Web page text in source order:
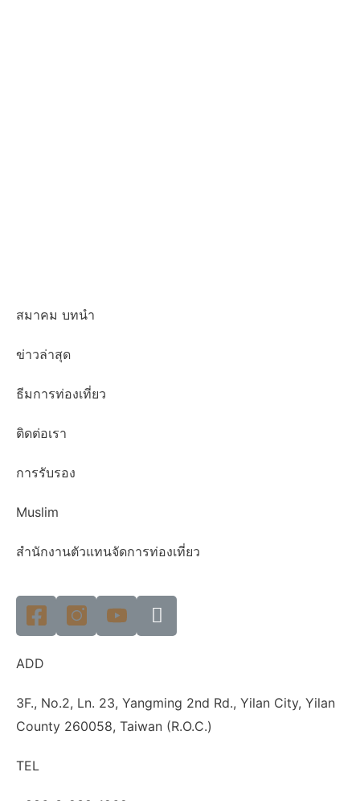
สมาคม บทนำ
ข่าวล่าสุด
ธีมการท่องเที่ยว
ติดต่อเรา
การรับรอง
Muslim
สำนักงานตัวแทนจัดการท่องเที่ยว
ADD
3F., No.2, Ln. 23, Yangming 2nd Rd., Yilan City, Yilan
County 260058, Taiwan (R.O.C.)
TEL